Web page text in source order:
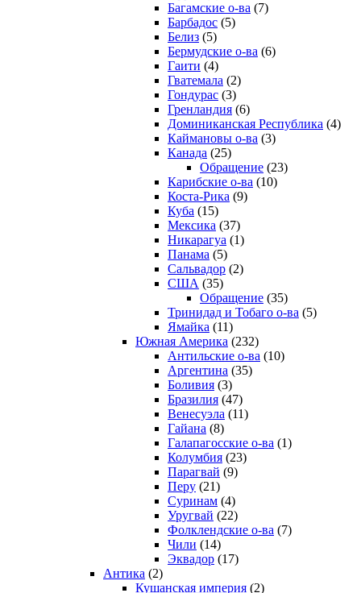
Багамские о-ва (7)
Барбадос (5)
Белиз (5)
Бермудские о-ва (6)
Гаити (4)
Гватемала (2)
Гондурас (3)
Гренландия (6)
Доминиканская Республика (4)
Каймановы о-ва (3)
Канада (25)
Обращение (23)
Карибские о-ва (10)
Коста-Рика (9)
Куба (15)
Мексика (37)
Никарагуа (1)
Панама (5)
Сальвадор (2)
США (35)
Обращение (35)
Тринидад и Тобаго о-ва (5)
Ямайка (11)
Южная Америка (232)
Антильские о-ва (10)
Аргентина (35)
Боливия (3)
Бразилия (47)
Венесуэла (11)
Гайана (8)
Галапагосские о-ва (1)
Колумбия (23)
Парагвай (9)
Перу (21)
Суринам (4)
Уругвай (22)
Фолклендские о-ва (7)
Чили (14)
Эквадор (17)
Антика (2)
Кушанская империя (2)